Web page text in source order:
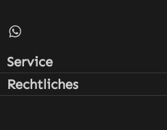
Schreib uns auf WhatsApp –
Service
Rechtliches